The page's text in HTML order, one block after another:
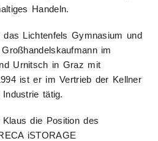
Handeln.
Lichtenfels Gymnasium und
im
Urnitsch in Graz mit
ist er im Vertrieb der Kellner
tätig.
die Position des
iSTORAGE